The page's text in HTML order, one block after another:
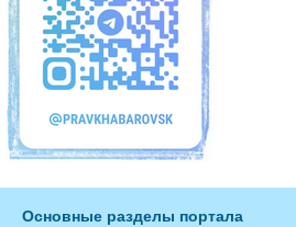
Основные разделы портала